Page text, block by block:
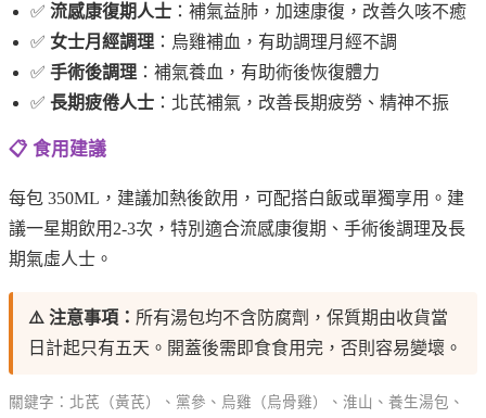
✅ 流感康復期人士 ：補氣益肺，加速康復，改善久咳不癒
✅ 女士月經調理 ：烏雞補血，有助調理月經不調
✅ 手術後調理 ：補氣養血，有助術後恢復體力
✅ 長期疲倦人士 ：北芪補氣，改善長期疲勞、精神不振
📋 食用建議
每包 350ML，建議加熱後飲用，可配搭白飯或單獨享用。建
議一星期飲用2-3次，特別適合流感康復期、手術後調理及長
期氣虛人士。
⚠️ 注意事項： 所有湯包均不含防腐劑，保質期由收貨當
日計起只有五天。開蓋後需即食食用完，否則容易變壞。
關鍵字：北芪（黃芪）、黨參、烏雞（烏骨雞）、淮山、養生湯包、